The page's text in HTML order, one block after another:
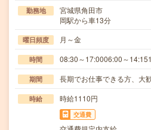
勤務地
宮城県角田市
岡駅から車13分
曜日頻度 月～金
時間 08:30～17:0006:00～
期間 長期でお仕事できる方、大
時給 時給1110円
交通費